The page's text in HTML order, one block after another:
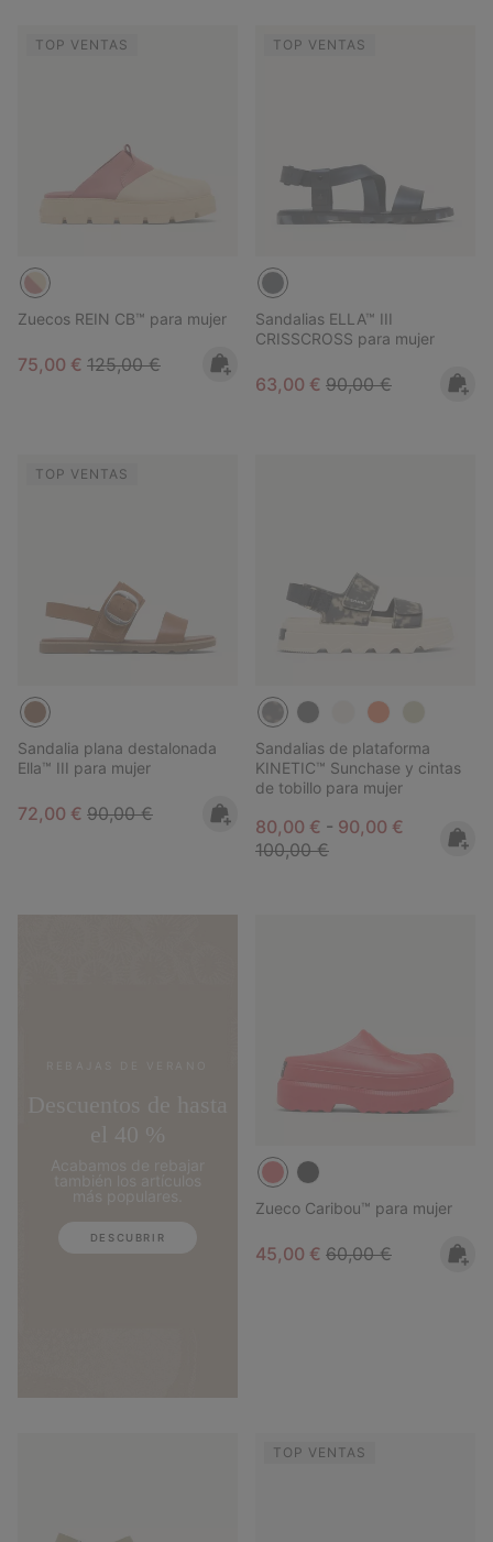
TOP VENTAS
Zuecos REIN CB™ para mujer
Sale price:
75,00 € Regular price:
125,00 €
TOP VENTAS
Sandalias ELLA™ III
CRISSCROSS para mujer
Sale price:
63,00 € Regular price:
90,00 €
TOP VENTAS
Sandalia plana destalonada
Ella™ III para mujer
Sale price:
72,00 € Regular price:
90,00 €
Sandalias de plataforma
KINETIC™ Sunchase y cintas
de tobillo para mujer
Minimum sale price:
80,00 € - Maximum sale
90,00 € Regular
100,00 €
DESCUBRIR
Zueco Caribou™ para mujer
Sale price:
45,00 € Regular price:
60,00 €
TOP VENTAS